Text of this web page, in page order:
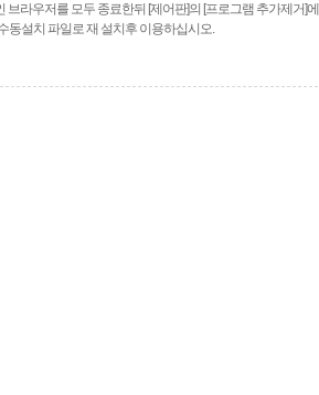
라우저를 모두 종료한뒤 [제어판]의 [프로그램 추가제거]
동설치 파일로 재 설치후 이용하십시오.